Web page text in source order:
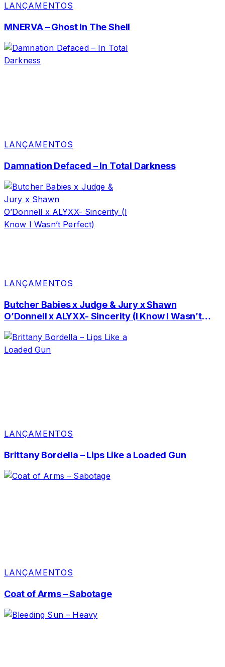
LANÇAMENTOS
MNERVA – Ghost In The Shell
LANÇAMENTOS
Damnation Defaced – In Total Darkness
LANÇAMENTOS
Butcher Babies x Judge & Jury x Shawn
O’Donnell x ALYXX- Sincerity (I Know I Wasn’t
LANÇAMENTOS
Brittany Bordella – Lips Like a Loaded Gun
LANÇAMENTOS
Coat of Arms – Sabotage